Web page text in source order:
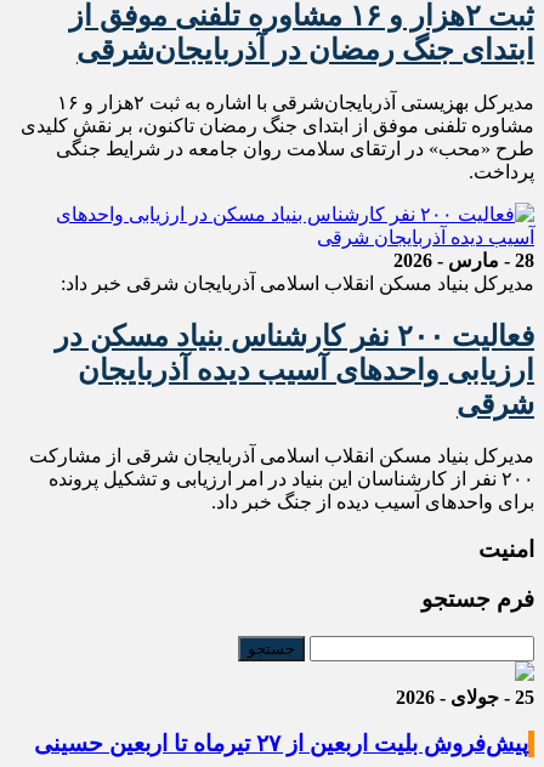
ثبت ۲هزار و ۱۶ مشاوره تلفنی موفق از
ابتدای جنگ رمضان در آذربایجان‌شرقی
مدیرکل بهزیستی آذربایجان‌شرقی با اشاره به ثبت ۲هزار و ۱۶
مشاوره تلفنی موفق از ابتدای جنگ رمضان تاکنون، بر نقش کلیدی
طرح «محب» در ارتقای سلامت روان جامعه در شرایط جنگی
پرداخت.
28 - مارس - 2026
مدیرکل بنیاد مسکن انقلاب اسلامی آذربایجان شرقی خبر داد:
فعالیت ۲۰۰ نفر کارشناس بنیاد مسکن در
ارزیابی واحدهای آسیب دیده آذربایجان
شرقی
مدیرکل بنیاد مسکن انقلاب اسلامی آذربایجان شرقی از مشارکت
۲۰۰ نفر از کارشناسان این بنیاد در امر ارزیابی و تشکیل پرونده
برای واحدهای آسیب دیده از جنگ خبر داد.
امنیت
فرم جستجو
25 - جولای - 2026
پیش‌فروش بلیت اربعین از ۲۷ تیرماه تا اربعین حسینی